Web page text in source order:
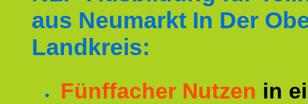
aus Neumarkt In Der
Landkreis:
Fünffacher Nutzen in